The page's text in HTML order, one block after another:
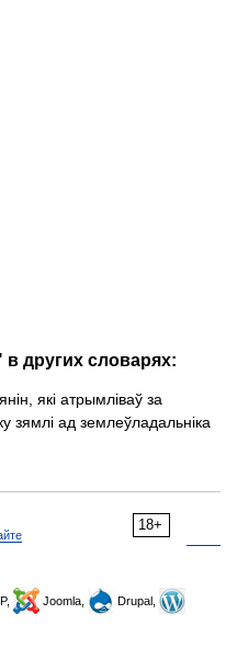
других словарях:
які атрымліваў за
зямлі ад землеўладальніка
18+
Joomla,
Drupal,